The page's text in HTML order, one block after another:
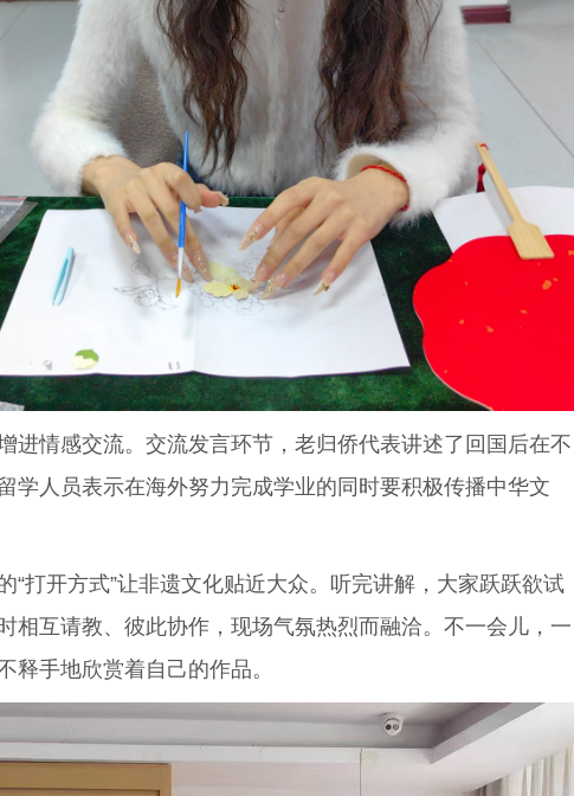
情感交流。交流发言环节，老归侨代表讲述了回国后在不
学人员表示在海外努力完成学业的同时要积极传播中华文
开方式”让非遗文化贴近大众。听完讲解，大家跃跃欲试
互请教、彼此协作，现场气氛热烈而融洽。不一会儿，一
手地欣赏着自己的作品。